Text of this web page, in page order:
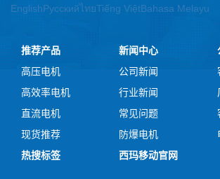
EnglishРусскийไทยTiếng ViệtBahasa Melayu
推荐产品
高压电机
高效率电机
直流电机
现货推荐
新闻中心
公司新闻
行业新闻
常见问题
防爆电机
热搜标签
西玛移动官网